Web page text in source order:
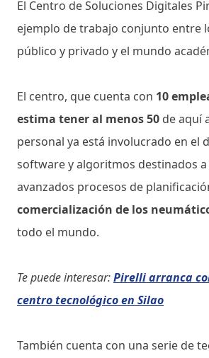
El Centro de Soluciones Digitales
ejemplo de trabajo conjunto entre
público y privado y el mundo
El centro, que cuenta con 10
estima tener al menos 50 de aquí
personal ya está involucrado en el
software y algoritmos destinados a
avanzados procesos de
comercialización de los
todo el mundo.
Te puede interesar:Pirelli arranca
centro tecnológico en Silao
También cuenta con una serie de